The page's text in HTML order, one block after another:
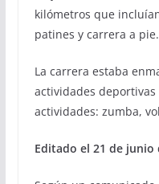
kilómetros que
patines y carrera a pie.
La carrera estaba
actividades
actividades: zumba,
Editado el 21 de junio